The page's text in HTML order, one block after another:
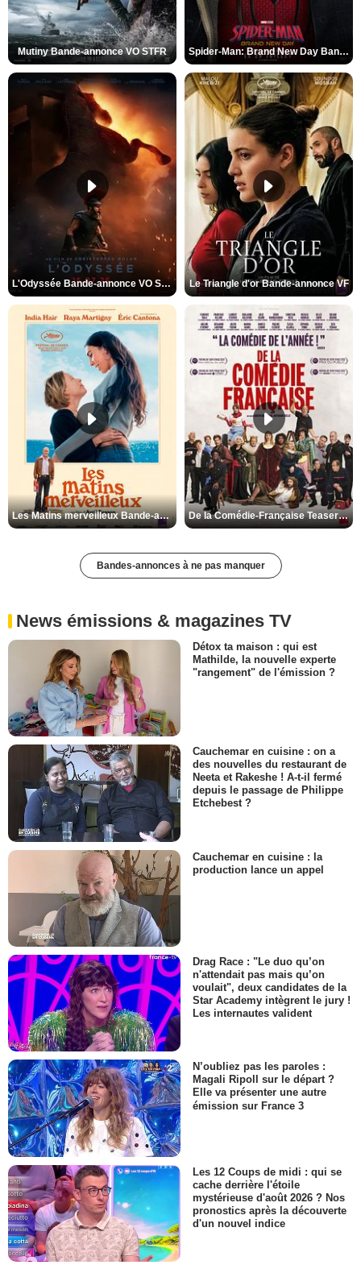
Mutiny Bande-annonce VO STFR Spider-Man: Brand New Day Bande-annonce VO STFR
L'Odyssée Bande-annonce VO STFR Le Triangle d'or Bande-annonce VF
Les Matins merveilleux Bande-annonce VF De la Comédie-Française Teaser VF
Bandes-annonces à ne pas manquer
News émissions & magazines TV
Détox ta maison : qui est
Mathilde, la nouvelle experte
"rangement" de l'émission ?
Cauchemar en cuisine : on a
des nouvelles du restaurant de
Neeta et Rakeshe ! A-t-il fermé
depuis le passage de Philippe
Etchebest ?
Cauchemar en cuisine : la
production lance un appel
Drag Race : "Le duo qu’on
n'attendait pas mais qu’on
voulait", deux candidates de la
Star Academy intègrent le jury !
Les internautes valident
N’oubliez pas les paroles :
Magali Ripoll sur le départ ?
Elle va présenter une autre
émission sur France 3
Les 12 Coups de midi : qui se
cache derrière l'étoile
mystérieuse d'août 2026 ? Nos
pronostics après la découverte
d'un nouvel indice